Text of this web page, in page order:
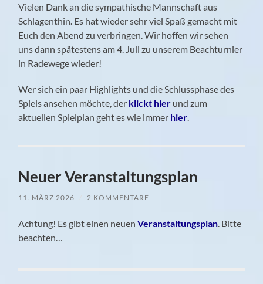
Vielen Dank an die sympathische Mannschaft aus
Schlagenthin. Es hat wieder sehr viel Spaß gemacht mit
Euch den Abend zu verbringen. Wir hoffen wir sehen
uns dann spätestens am 4. Juli zu unserem Beachturnier
in Radewege wieder!
Wer sich ein paar Highlights und die Schlussphase des
Spiels ansehen möchte, der klickt hier und zum
aktuellen Spielplan geht es wie immer hier.
Neuer Veranstaltungsplan
11. MÄRZ 2026 2 KOMMENTARE
Achtung! Es gibt einen neuenVeranstaltungsplan. Bitte
beachten…